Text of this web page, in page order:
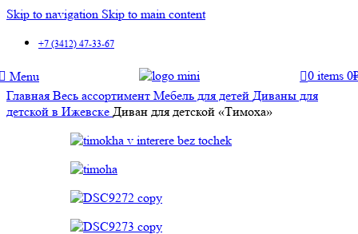
Skip to navigation Skip to main content
+7 (3412) 47-33-67
Menu 0 items 0
Главная Весь ассортимент Мебель для детей Диваны для
детской в Ижевске Диван для детской «Тимоха»